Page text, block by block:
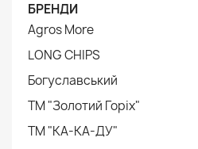
БРЕНДИ
Agros More
LONG CHIPS
Богуславський
ТМ "Золотий Горіх"
ТМ "КА-КА-ДУ"